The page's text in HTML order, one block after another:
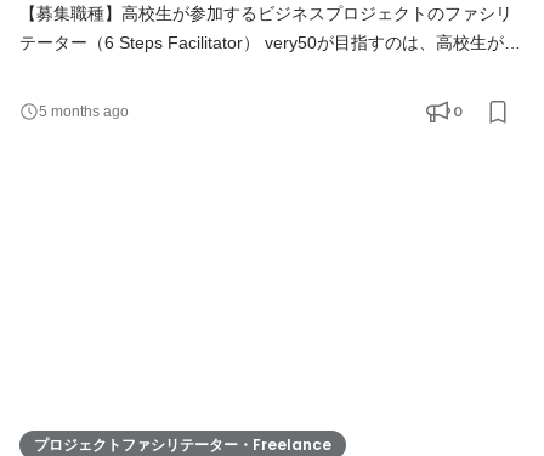
【募集職種】高校生が参加するビジネスプロジェクトのファシリ
テーター（6 Steps Facilitator） very50が目指すのは、高校生が本
で社会に価値を生むために取り組んでいる姿、社会で起きている
様々な不合理に立ち向かう社会起業家の姿を高校生に見せること
5 months ago 0
プロジェクトファシリテーター・Freelance